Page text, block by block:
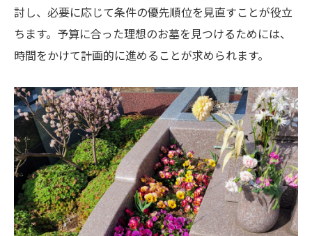
討し、必要に応じて条件の優先順位を見直すことが役立
ちます。予算に合った理想のお墓を見つけるためには、
時間をかけて計画的に進めることが求められます。